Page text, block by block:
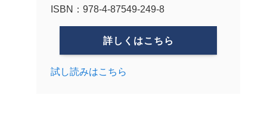
ISBN：978-4-87549-249-8
詳しくはこちら
試し読みはこちら